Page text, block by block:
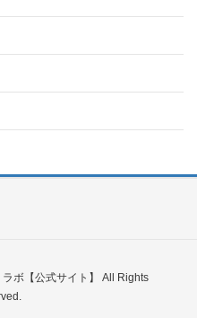
ボ【公式サイト】 All Rights